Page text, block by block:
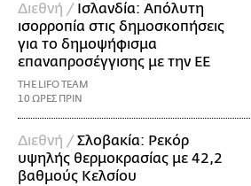
Διεθνή / Ισλανδία: Απόλυτη
ισορροπία στις δημοσκοπήσεις
για το δημοψήφισμα
επαναπροσέγγισης με την ΕΕ
THE LIFO TEAM
10 ΩΡΕΣ ΠΡΙΝ
Διεθνή /Σλοβακία: Ρεκόρ
υψηλής θερμοκρασίας με 42,2
βαθμούς Κελσίου